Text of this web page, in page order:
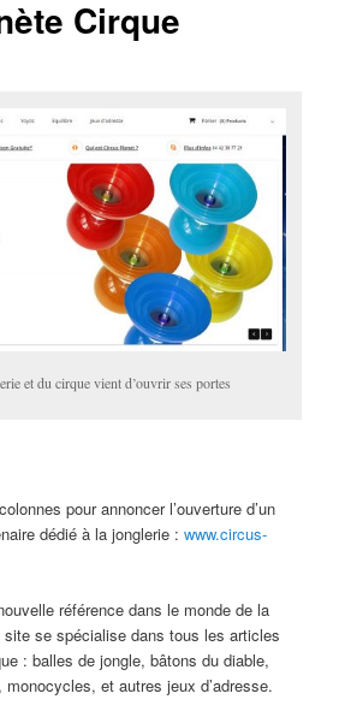
Cirque
et du cirque vient d’ouvrir ses portes
pour annoncer l’ouverture d’un
dédié à la jonglerie :www.circus-
référence dans le monde de la
se spécialise dans tous les articles
: balles de jongle, bâtons du diable,
et autres jeux d’adresse.